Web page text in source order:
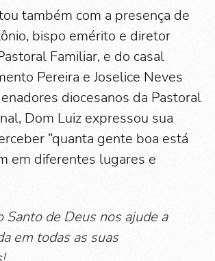
também com a presença de
bispo emérito e diretor
Familiar, e do casal
Pereira e Joselice Neves
diocesanos da Pastoral
Dom Luiz expressou sua
“quanta gente boa está
em diferentes lugares e
Santo de Deus nos ajude a
em todas as suas